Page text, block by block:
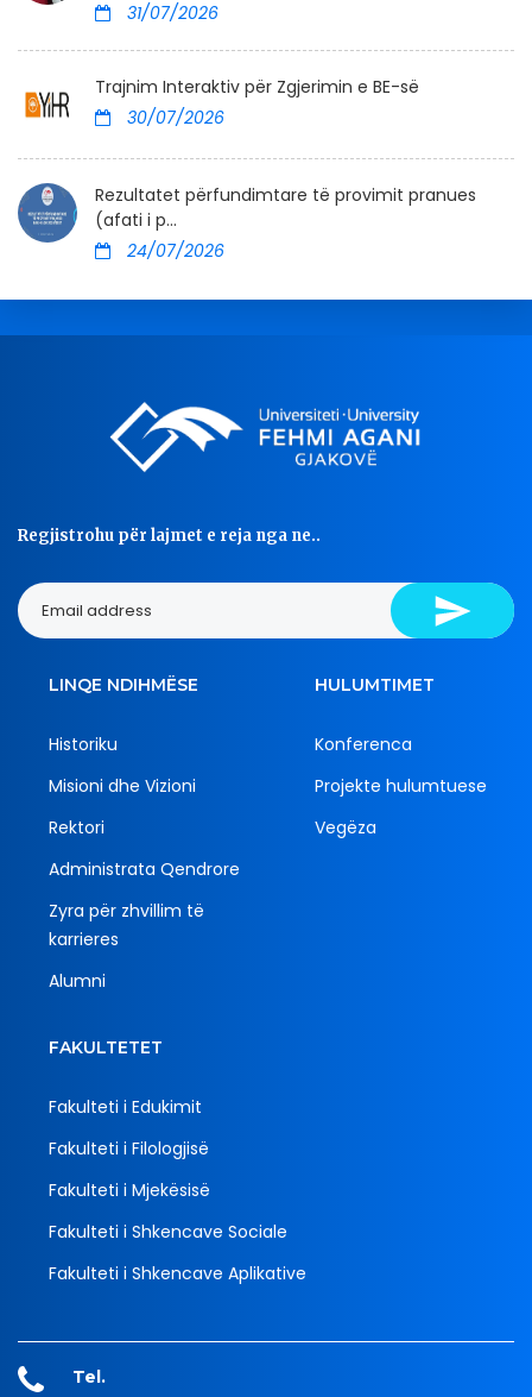
31/07/2026
Trajnim Interaktiv për Zgjerimin e BE-së
30/07/2026
Rezultatet përfundimtare të provimit pranues
(afati i p...
24/07/2026
Regjistrohu për lajmet e reja nga ne..
LINQE NDIHMËSE
Historiku
Misioni dhe Vizioni
Rektori
Administrata Qendrore
Zyra për zhvillim të
karrieres
Alumni
HULUMTIMET
Konferenca
Projekte hulumtuese
Vegëza
FAKULTETET
Fakulteti i Edukimit
Fakulteti i Filologjisë
Fakulteti i Mjekësisë
Fakulteti i Shkencave Sociale
Fakulteti i Shkencave Aplikative
Tel.